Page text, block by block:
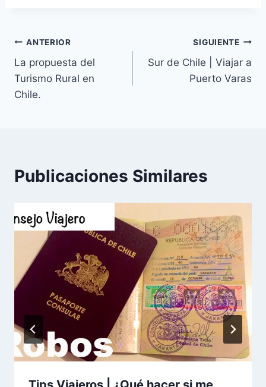
Navegación
de
entradas
ANTERIOR
La propuesta del
Turismo Rural en
Chile.
SIGUIENTE
Sur de Chile | Viajar a
Puerto Varas
Publicaciones Similares